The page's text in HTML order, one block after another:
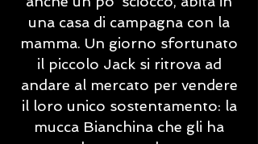
una casa di campagna con la
mamma. Un giorno sfortunato
il piccolo Jack si ritrova ad
andare al mercato per vendere
il loro unico sostentamento: la
mucca Bianchina che gli ha